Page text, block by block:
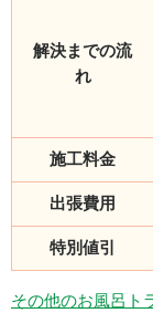
解決までの流
れ
施工料金
出張費用
特別値引
その他のお風呂ト